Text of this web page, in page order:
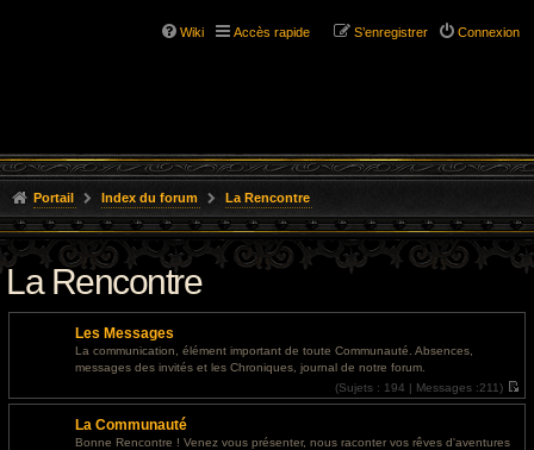
Wiki Accès rapide Connexion
S’enregistrer
Portail Index du forum La Rencontre
La Rencontre
Les Messages
La communication, élément important de toute Communauté. Absences,
messages des invités et les Chroniques, journal de notre forum.
(Sujets : 194 | Messages :211)
V
La Communauté
Bonne Rencontre ! Venez vous présenter, nous raconter vos rêves d'aventures